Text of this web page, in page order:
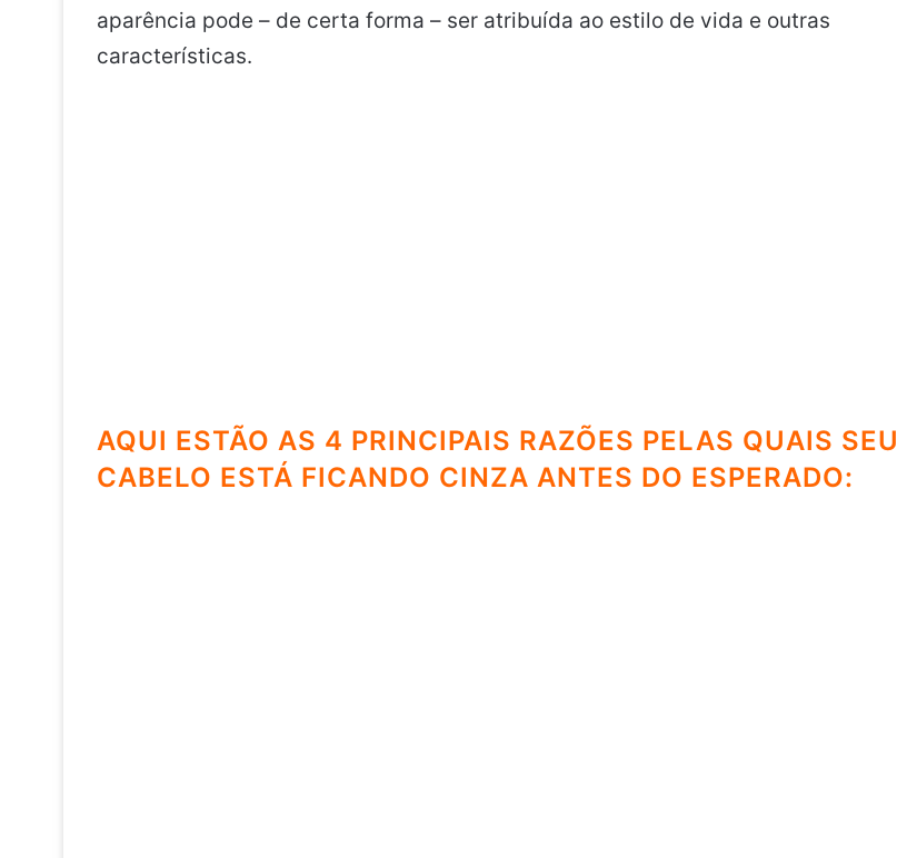
aparência pode – de certa forma – ser atribuída ao estilo de vida e outras
características.
AQUI ESTÃO AS 4 PRINCIPAIS RAZÕES PELAS QUAIS SEU
CABELO ESTÁ FICANDO CINZA ANTES DO ESPERADO: